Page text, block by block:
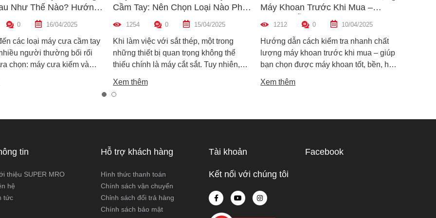
Như Thế Nào? Hướng
Máy Phù Hợp
0 16/04/2025
các loại máy cưa cầm tay
người thường bối rối
chọn: máy cưa kiếm và
việc cắt gỗ, sắt, nhựa và
như thế nào? Loại nào sẽ
công việc của bạn hơn?
Cầm Tay: Nên Chọn Loại Nào Phù
Hợp Nhất?
1254 0 15/04/2025
Khi làm việc với sắt thép, một trong
những thiết bị quan trọng không thể
thiếu chính là máy cắt sắt. Tuy nhiên,
biến là máy cắt sắt để bàn và máy cắt
sắt cầm tay, khiến nhiều người phân vân
và tư vấn chọn lựa loại máy phù hợp
nhất với nhu cầu sử dụng thực tế.
Xem thêm
Máy Khoan Trước Khi Mua –
Hướng Dẫn Chi Tiết Cho Người
1212 0 10/04/2025
Hướng dẫn cách kiểm tra nhanh chất
lượng máy khoan trước khi mua – giúp
bạn chọn được máy khoan tốt, bền, hoạt
chất lượng.
Xem thêm
tin
thiệu SUPER MRO
hệ
tức
Hỗ trợ khách hàng
Hình thức thanh toán
Chính sách vận chuyển
Chỉnh sách đổi trả hàng
Chính sách bảo mật
Tài khoản
Kết nối với chúng tôi
Facebook